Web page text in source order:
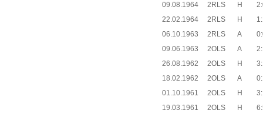
09.08.1964
2RLS H
22.02.1964
2RLS H
06.10.1963
2RLS A
09.06.1963
2OLS A
26.08.1962
2OLS H
18.02.1962
2OLS A
01.10.1961
2OLS H
19.03.1961
2OLS H